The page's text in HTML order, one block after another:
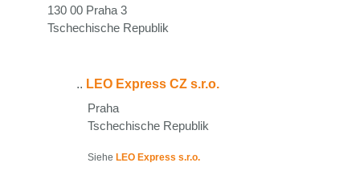
130 00 Praha 3
Tschechische Republik
.. LEO Express CZ s.r.o.
Praha
Tschechische Republik
Siehe LEO Express s.r.o.